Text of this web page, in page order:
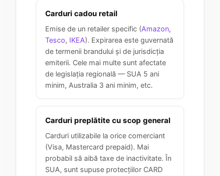
Carduri cadou retail
Emise de un retailer specific (Amazon,
Tesco, IKEA). Expirarea este guvernată
de termenii brandului și de jurisdicția
emiterii. Cele mai multe sunt afectate
de legislația regională — SUA 5 ani
minim, Australia 3 ani minim, etc.
Carduri preplătite cu scop general
Carduri utilizabile la orice comerciant
(Visa, Mastercard prepaid). Mai
probabil să aibă taxe de inactivitate. În
SUA, sunt supuse protecțiilor CARD